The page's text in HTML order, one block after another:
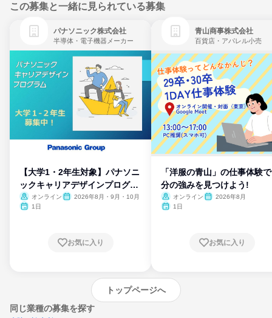
この募集と一緒に見られている募集
パナソニック株式会社
半導体・電子機器メーカー
【大学1・2年生対象】パナソニ
ックキャリアデザインプログラ
ム
オンライン
2026年8月・9月・10月
1日
お気に入り
青山商事株式会社
百貨店・アパレル小売
「洋服の青山」の仕事体験
分の強みを見つけよう!
オンライン
2026年8月
1日
お気に入り
トップページへ
同じ業種の募集を探す